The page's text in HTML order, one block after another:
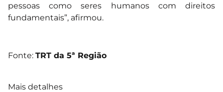
pessoas como seres humanos com direitos
fundamentais”, afirmou.
Fonte: TRT da 5ª Região
Mais detalhes